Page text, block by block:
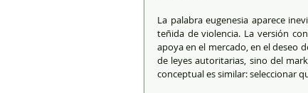
La palabra eugenesia aparece
teñida de violencia. La versión
apoya en el mercado, en el deseo
de leyes autoritarias, sino del
conceptual es similar: seleccionar